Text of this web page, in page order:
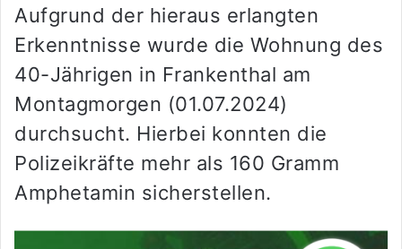
Aufgrund der hieraus erlangten
Erkenntnisse wurde die Wohnung des
40-Jährigen in Frankenthal am
Montagmorgen (01.07.2024)
durchsucht. Hierbei konnten die
Polizeikräfte mehr als 160 Gramm
Amphetamin sicherstellen.